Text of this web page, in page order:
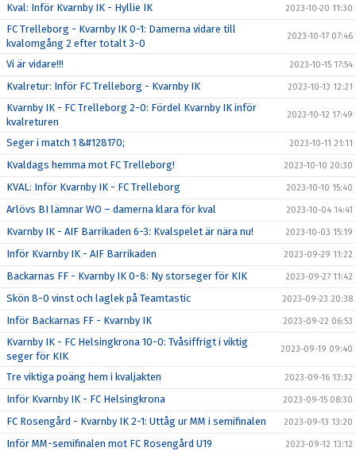
Kval: Inför Kvarnby IK - Hyllie IK 2023-10-20 11:30
FC Trelleborg - Kvarnby IK 0-1: Damerna vidare till
kvalomgång 2 efter totalt 3-0
2023-10-17 07:46
Vi är vidare!!! 2023-10-15 17:54
Kvalretur: Inför FC Trelleborg - Kvarnby IK 2023-10-13 12:21
Kvarnby IK - FC Trelleborg 2-0: Fördel Kvarnby IK inför
kvalreturen
2023-10-12 17:49
Seger i match 1 &#128170; 2023-10-11 21:11
Kvaldags hemma mot FC Trelleborg! 2023-10-10 20:30
KVAL: Inför Kvarnby IK - FC Trelleborg 2023-10-10 15:40
Arlövs BI lämnar WO – damerna klara för kval 2023-10-04 14:41
Kvarnby IK - AIF Barrikaden 6-3: Kvalspelet är nära nu! 2023-10-03 15:19
Inför Kvarnby IK - AIF Barrikaden 2023-09-29 11:22
Backarnas FF - Kvarnby IK 0-8: Ny storseger för KIK 2023-09-27 11:42
Skön 8-0 vinst och laglek på Teamtastic 2023-09-23 20:38
Inför Backarnas FF - Kvarnby IK 2023-09-22 06:53
Kvarnby IK - FC Helsingkrona 10-0: Tvåsiffrigt i viktig
seger för KIK
2023-09-19 09:40
Tre viktiga poäng hem i kvaljakten 2023-09-16 13:32
Inför Kvarnby IK - FC Helsingkrona 2023-09-15 08:30
FC Rosengård - Kvarnby IK 2-1: Uttåg ur MM i semifinalen 2023-09-13 13:20
Inför MM-semifinalen mot FC Rosengård U19 2023-09-12 13:12